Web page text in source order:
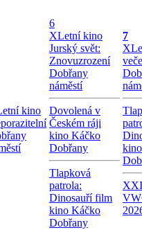
kino
6
XLetní kino
Jurský svět:
Znovuzrození
Dobřany
náměstí
Dovolená v
Českém ráji
kino Káčko
Dobřany
Tlapková
patrola:
Dinosauří film
kino Káčko
Dobřany
7
X